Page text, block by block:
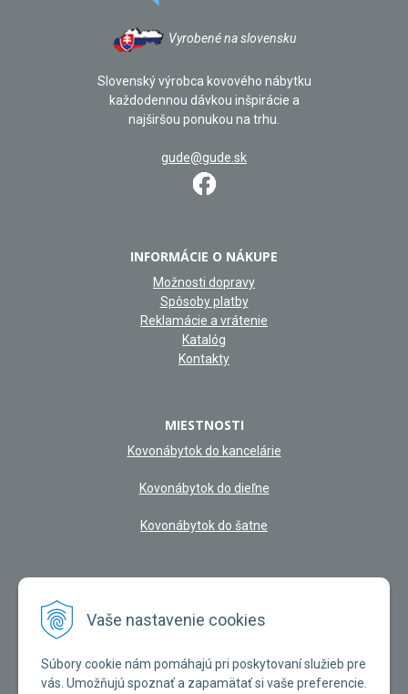
Vaše nastavenie cookies
Súbory cookie nám pomáhajú pri poskytovaní služieb pre
vás. Umožňujú spoznať a zapamätať si vaše preferencie.
Vyrobené na slovensku
Slovenský výrobca kovového nábytku
každodennou dávkou inšpirácie a
najširšou ponukou na trhu.
gude@gude.sk
INFORMÁCIE O NÁKUPE
Možnosti dopravy
Spôsoby platby
Reklamácie a vrátenie
Katalóg
Kontakty
MIESTNOSTI
Kovonábytok do kancelárie
Kovonábytok do dieľne
Kovonábytok do šatne